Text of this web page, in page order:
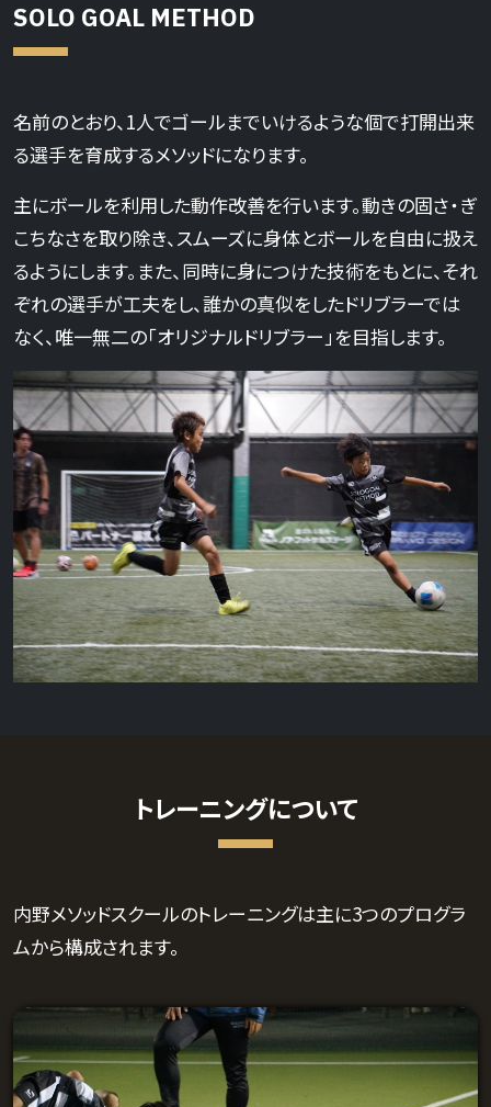
SOLO GOAL METHOD
名前のとおり、1人でゴールまでいけるような個で打開出来
る選手を育成するメソッドになります。
主にボールを利用した動作改善を行います。動きの固さ・ぎ
こちなさを取り除き、スムーズに身体とボールを自由に扱え
るようにします。また、同時に身につけた技術をもとに、それ
ぞれの選手が工夫をし、誰かの真似をしたドリブラーでは
なく、唯一無二の「オリジナルドリブラー」を目指します。
トレーニングについて
内野メソッドスクールのトレーニングは主に3つのプログラ
ムから構成されます。